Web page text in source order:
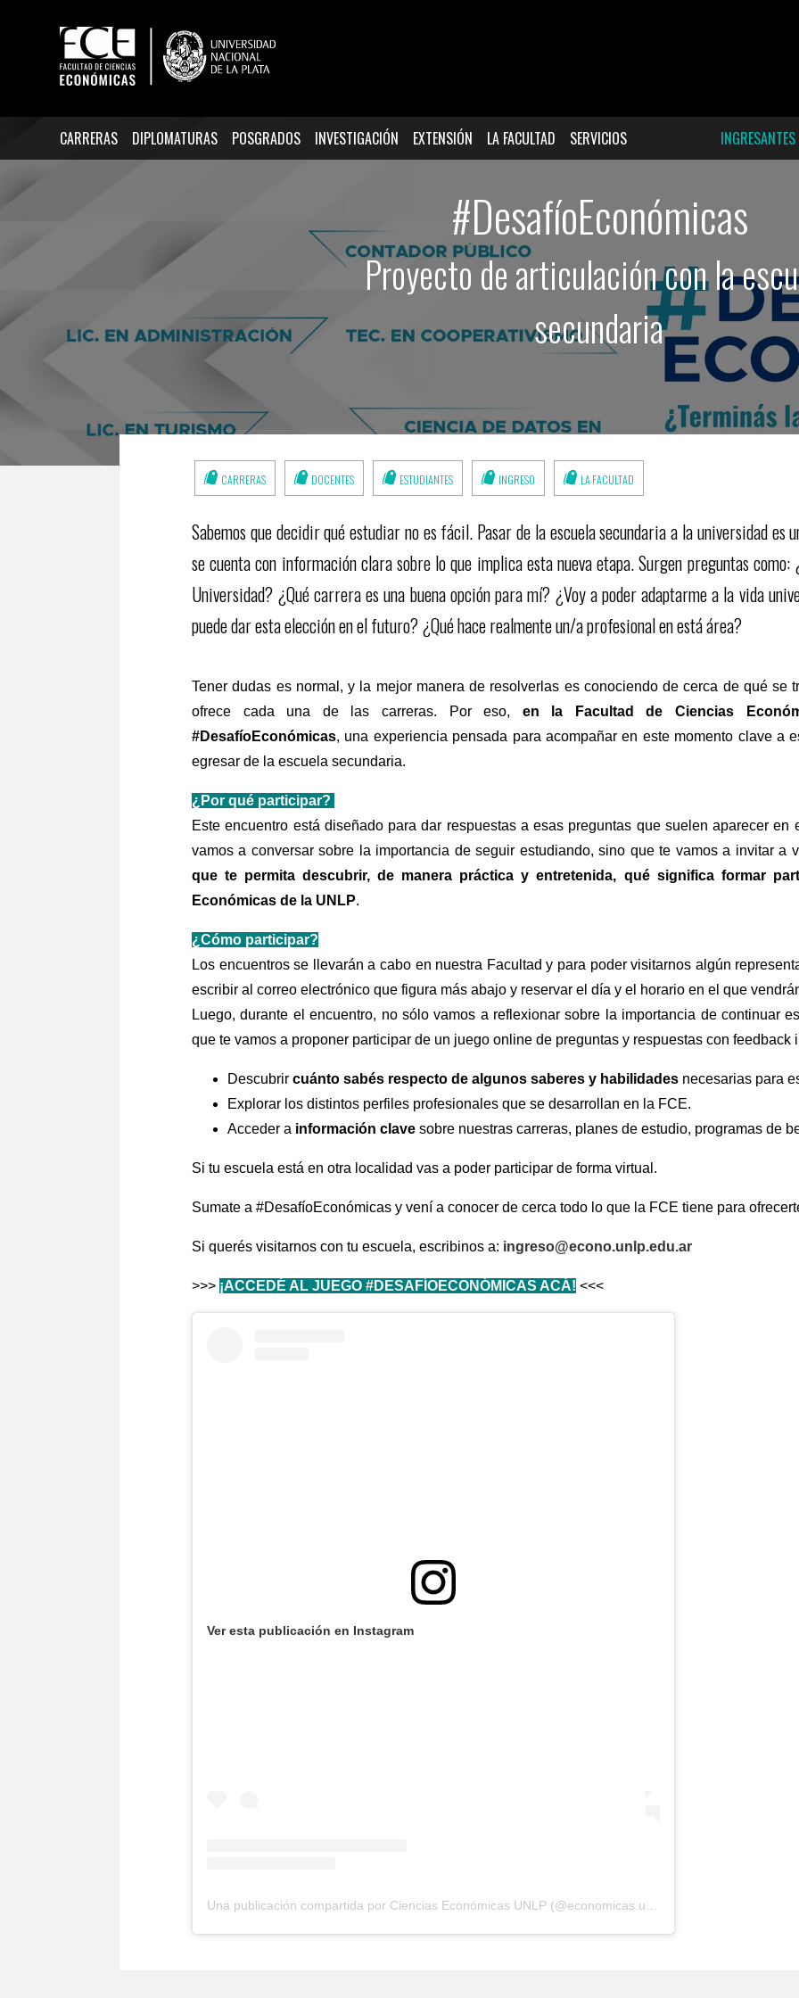
CARRERAS DIPLOMATURAS POSGRADOS INVESTIGACIÓN EXTENSIÓN LA FACULTAD SERVICIOS INGRESANTES
#DesafíoEconómicas
Proyecto de articulación con la
secundaria
CARRERAS DOCENTES ESTUDIANTES INGRESO LA FACULTAD
Sabemos que decidir qué estudiar no es fácil. Pasar de la escuela secundaria a la universidad es
se cuenta con información clara sobre lo que implica esta nueva etapa. Surgen preguntas
Universidad? ¿Qué carrera es una buena opción para mí? ¿Voy a poder adaptarme a la vida
puede dar esta elección en el futuro? ¿Qué hace realmente un/a profesional en está área?
Tener dudas es normal, y la mejor manera de resolverlas es conociendo de cerca de qué se
ofrece cada una de las carreras. Por eso, en la Facultad de Ciencias
#DesafíoEconómicas, una experiencia pensada para acompañar en este momento clave a
egresar de la escuela secundaria.
¿Por qué participar?
Este encuentro está diseñado para dar respuestas a esas preguntas que suelen aparecer en
vamos a conversar sobre la importancia de seguir estudiando, sino que te vamos a invitar a
que te permita descubrir, de manera práctica y entretenida, qué significa formar
Económicas de la UNLP.
¿Cómo participar?
Los encuentros se llevarán a cabo en nuestra Facultad y para poder visitarnos algún
escribir al correo electrónico que figura más abajo y reservar el día y el horario en el que
Luego, durante el encuentro, no sólo vamos a reflexionar sobre la importancia de continuar
que te vamos a proponer participar de un juego online de preguntas y respuestas con feedback
Descubrircuánto sabés respecto de algunos saberes y habilidades necesarias para
Explorar los distintos perfiles profesionales que se desarrollan en la FCE.
Acceder a información clave sobre nuestras carreras, planes de estudio, programas de
Si tu escuela está en otra localidad vas a poder participar de forma virtual.
Sumate a #DesafíoEconómicas y vení a conocer de cerca todo lo que la FCE tiene para
Si querés visitarnos con tu escuela, escribinos a: ingreso@econo.unlp.edu.ar
>>> ¡ACCEDÉ AL JUEGO #DESAFÍOECONÓMICAS ACÁ! <<<
Ver esta publicación en Instagram